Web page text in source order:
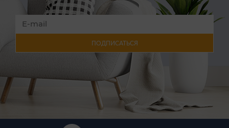
ПОДПИСАТЬСЯ